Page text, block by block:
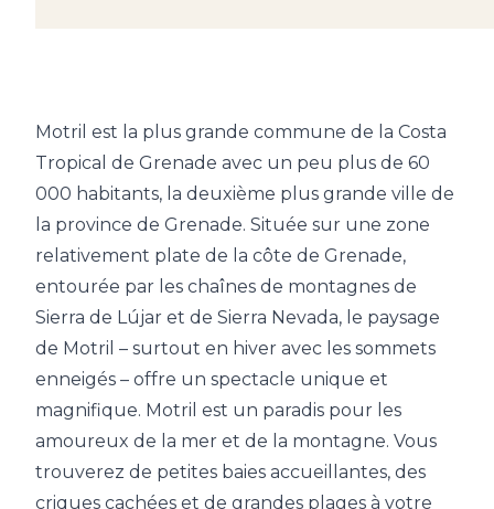
Motril est la plus grande commune de la Costa
Tropical de Grenade avec un peu plus de 60
000 habitants, la deuxième plus grande ville de
la province de Grenade. Située sur une zone
relativement plate de la côte de Grenade,
entourée par les chaînes de montagnes de
Sierra de Lújar et de Sierra Nevada, le paysage
de Motril – surtout en hiver avec les sommets
enneigés – offre un spectacle unique et
magnifique. Motril est un paradis pour les
amoureux de la mer et de la montagne. Vous
trouverez de petites baies accueillantes, des
criques cachées et de grandes plages à votre